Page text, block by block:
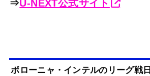
⇒U-NEXT公式サイト
ボローニャ・インテルのリーグ戦